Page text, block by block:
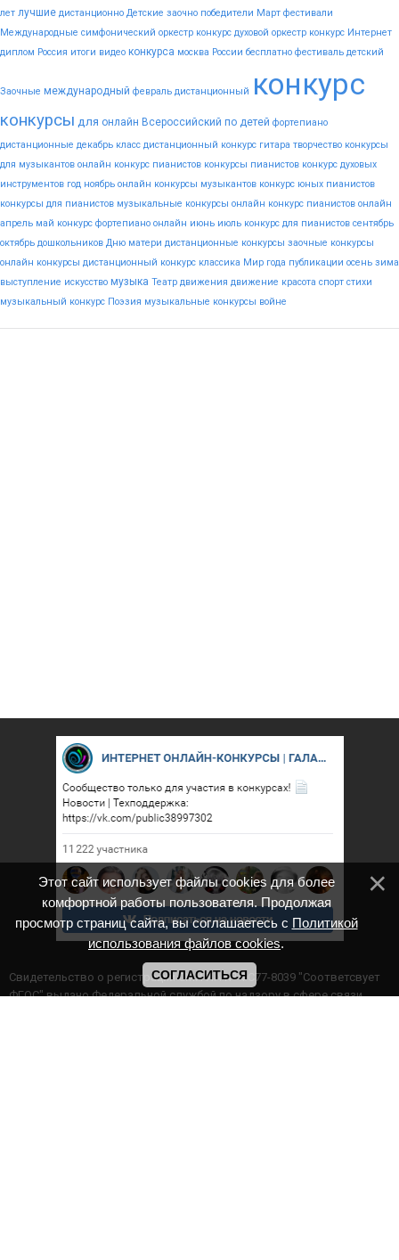
лет лучшие дистанционно Детские заочно победители Март фестивали
Международные симфонический оркестр конкурс духовой оркестр конкурс Интернет
диплом Россия итоги видео конкурса москва России бесплатно фестиваль детский
Заочные международный февраль дистанционный конкурс
конкурсы для онлайн Всероссийский по детей фортепиано
дистанционные декабрь класс дистанционный конкурс гитара творчество конкурсы
для музыкантов онлайн конкурс пианистов конкурсы пианистов конкурс духовых
инструментов год ноябрь онлайн конкурсы музыкантов конкурс юных пианистов
конкурсы для пианистов музыкальные конкурсы онлайн конкурс пианистов онлайн
апрель май конкурс фортепиано онлайн июнь июль конкурс для пианистов сентябрь
октябрь дошкольников Дню матери дистанционные конкурсы заочные конкурсы
онлайн конкурсы дистанционный конкурс классика Мир года публикации осень зима
выступление искусство музыка Театр движения движение красота спорт стихи
музыкальный конкурс Поэзия музыкальные конкурсы войне
Cвидетельство о регистрации СМИ ИА № ФС77-8039 "Соответсвует
ФГОС" выдано Федеральной службой по надзору в сфере связи,
Этот сайт использует файлы cookies для более
комфортной работы пользователя. Продолжая
просмотр страниц сайта, вы соглашаетесь с Политикой
использования файлов cookies.
СОГЛАСИТЬСЯ